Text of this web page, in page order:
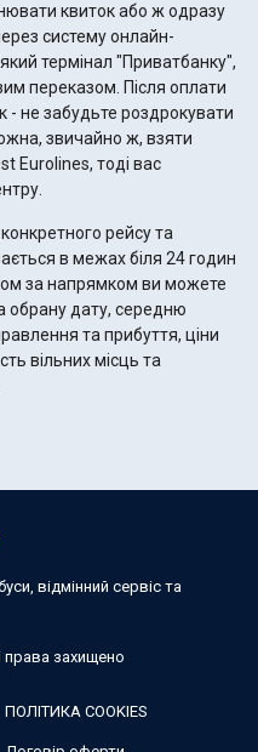
квиток або ж одразу
систему онлайн-
термінал "Приватбанку",
Після оплати
- не забудьте роздрокувати
звичайно ж, взяти
Eurolines, тоді вас
рейсу та
в межах біля 24 годин
обрану дату, середню
та прибуття, ціни
вільних місць та
відмінний сервіс та
права захищено
ПОЛІТИКА COOKIES